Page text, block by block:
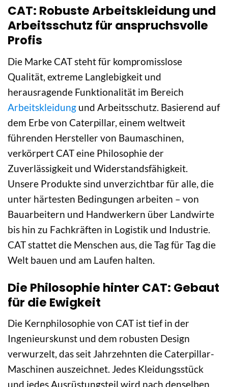
CAT: Robuste Arbeitskleidung und
Arbeitsschutz für anspruchsvolle
Profis
Die Marke CAT steht für kompromisslose
Qualität, extreme Langlebigkeit und
herausragende Funktionalität im Bereich
Arbeitskleidung und Arbeitsschutz. Basierend auf
dem Erbe von Caterpillar, einem weltweit
führenden Hersteller von Baumaschinen,
verkörpert CAT eine Philosophie der
Zuverlässigkeit und Widerstandsfähigkeit.
Unsere Produkte sind unverzichtbar für alle, die
unter härtesten Bedingungen arbeiten – von
Bauarbeitern und Handwerkern über Landwirte
bis hin zu Fachkräften in Logistik und Industrie.
CAT stattet die Menschen aus, die Tag für Tag die
Welt bauen und am Laufen halten.
Die Philosophie hinter CAT: Gebaut
für die Ewigkeit
Die Kernphilosophie von CAT ist tief in der
Ingenieurskunst und dem robusten Design
verwurzelt, das seit Jahrzehnten die Caterpillar-
Maschinen auszeichnet. Jedes Kleidungsstück
und jedes Ausrüstungsteil wird nach denselben